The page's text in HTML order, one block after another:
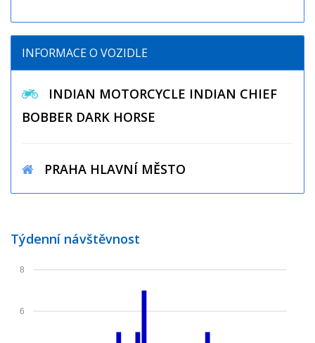
INFORMACE O VOZIDLE
INDIAN MOTORCYCLE INDIAN CHIEF
BOBBER DARK HORSE
PRAHA HLAVNÍ MĚSTO
Týdenní návštěvnost
6
8